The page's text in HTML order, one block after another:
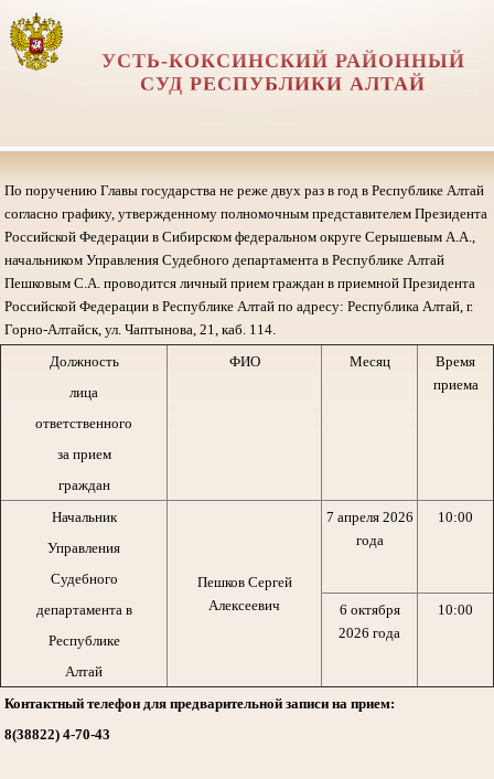
УСТЬ-КОКСИНСКИЙ РАЙОННЫЙ
СУД РЕСПУБЛИКИ АЛТАЙ
По поручению Главы государства не реже двух раз в год в Республике Алтай
согласно графику, утвержденному полномочным представителем Президента
Российской Федерации в Сибирском федеральном округе Серышевым А.А.,
начальником Управления Судебного департамента в Республике Алтай
Пешковым С.А. проводится личный прием граждан в приемной Президента
Российской Федерации в Республике Алтай по адресу: Республика Алтай, г.
Горно-Алтайск, ул. Чаптынова, 21, каб. 114.
Должность
лица
ответственного
за прием
граждан
ФИО Месяц
Время
приема
Начальник
Управления
Судебного
департамента в
Республике
Алтай
Пешков Сергей
Алексеевич
7 апреля 2026
года
10:00
6 октября
2026 года
10:00
Контактный телефон для предварительной записи на прием:
8(38822) 4-70-43